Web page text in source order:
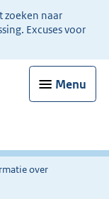
zoeken naar
Excuses voor
Menu
over